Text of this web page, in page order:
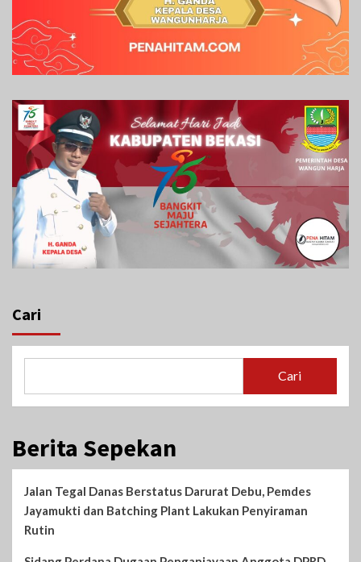
Cari
Cari
Berita Sepekan
Jalan Tegal Danas Berstatus Darurat Debu, Pemdes
Jayamukti dan Batching Plant Lakukan Penyiraman
Rutin